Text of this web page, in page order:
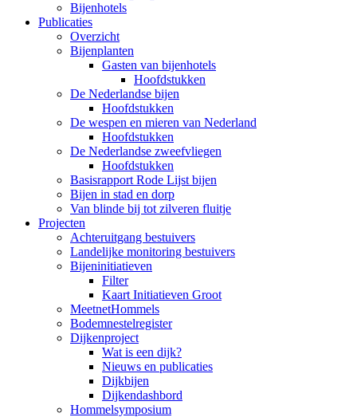
Bijenhotels
Publicaties
Overzicht
Bijenplanten
Gasten van bijenhotels
Hoofdstukken
De Nederlandse bijen
Hoofdstukken
De wespen en mieren van Nederland
Hoofdstukken
De Nederlandse zweefvliegen
Hoofdstukken
Basisrapport Rode Lijst bijen
Bijen in stad en dorp
Van blinde bij tot zilveren fluitje
Projecten
Achteruitgang bestuivers
Landelijke monitoring bestuivers
Bijeninitiatieven
Filter
Kaart Initiatieven Groot
MeetnetHommels
Bodemnestelregister
Dijkenproject
Wat is een dijk?
Nieuws en publicaties
Dijkbijen
Dijkendashbord
Hommelsymposium